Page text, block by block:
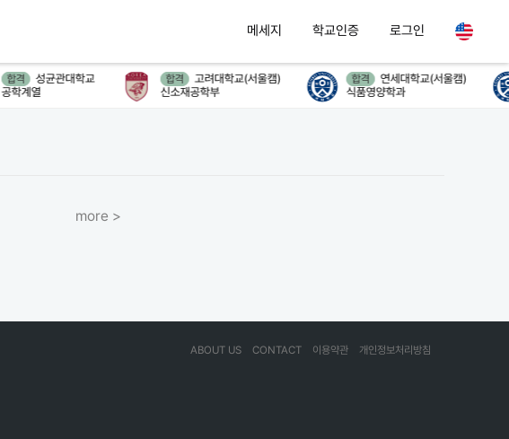
메세지 학교인증 로그인
합격
성균관대학교
공학계열
합격
고려대학교(서울캠)
신소재공학부
합격
연세대학교(서울캠)
식품영양학과
more >
개인정보처리방침
이용약관
CONTACT
ABOUT US